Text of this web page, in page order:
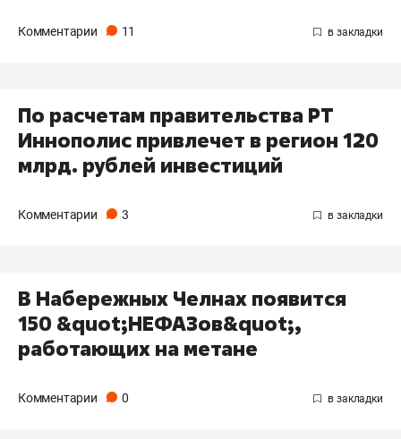
Комментарии 11
По расчетам правительства РТ
Иннополис привлечет в регион 120
млрд. рублей инвестиций
Комментарии 3
В Набережных Челнах появится
150 &quot;НЕФАЗов&quot;,
работающих на метане
Комментарии 0